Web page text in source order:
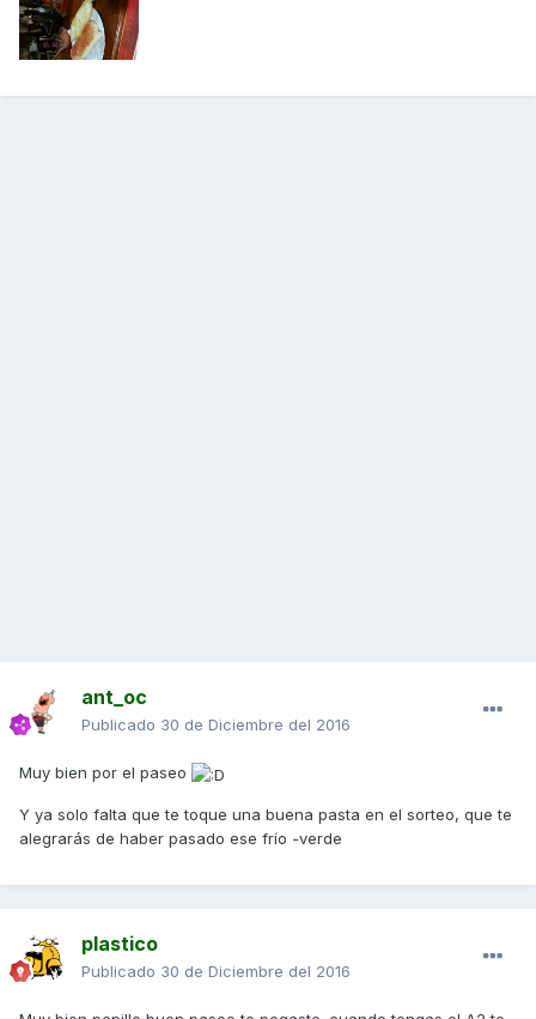
ant_oc
Publicado 30 de Diciembre del 2016
Muy bien por el paseo
Y ya solo falta que te toque una buena pasta en el sorteo, que te
alegrarás de haber pasado ese frío -verde
plastico
Publicado 30 de Diciembre del 2016